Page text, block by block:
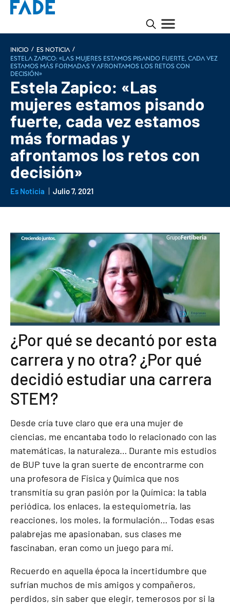
INICIO / Es noticia /
Estela Zapico: «Las mujeres estamos pisando fuerte, cada vez
estamos más formadas y afrontamos los retos con
decisión»
Estela Zapico: «Las
mujeres estamos pisando
fuerte, cada vez estamos
más formadas y
afrontamos los retos con
decisión»
Es Noticia Julio 7, 2021
¿Por qué se decantó por esta
carrera y no otra? ¿Por qué
decidió estudiar una carrera
STEM?
Desde cría tuve claro que era una mujer de
ciencias, me encantaba todo lo relacionado con las
matemáticas, la naturaleza… Durante mis estudios
de BUP tuve la gran suerte de encontrarme con
una profesora de Física y Química que nos
transmitía su gran pasión por la Química: la tabla
periódica, los enlaces, la estequiometría, las
reacciones, los moles, la formulación… Todas esas
palabrejas me apasionaban, sus clases me
fascinaban, eran como un juego para mí.
Recuerdo en aquella época la incertidumbre que
sufrían muchos de mis amigos y compañeros,
perdidos, sin saber que elegir, temerosos por si la